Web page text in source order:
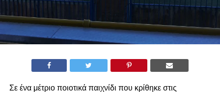
Σε ένα μέτριο ποιοτικά παιχνίδι που κρίθηκε στις